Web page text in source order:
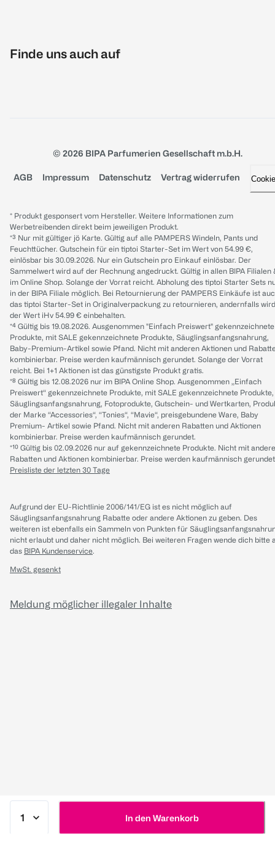
In den Warenkorb
Finde uns auch auf
© 2026 BIPA Parfumerien Gesellschaft m.b.H.
AGB Impressum Datenschutz Vertrag widerrufen
* Produkt gesponsert vom Hersteller. Weitere Informationen zum
Werbetreibenden direkt beim jeweiligen Produkt.
*³ Nur mit gültiger jö Karte. Gültig auf alle PAMPERS Windeln, Pants und
Feuchttücher. Gutschein für ein tiptoi Starter-Set im Wert von 54.99 €,
einlösbar bis 30.09.2026. Nur ein Gutschein pro Einkauf einlösbar. Der
Sammelwert wird auf der Rechnung angedruckt. Gültig in allen BIPA Filialen
im Online Shop. Solange der Vorrat reicht. Abholung des tiptoi Starter Sets
in der BIPA Filiale möglich. Bei Retournierung der PAMPERS Einkäufe ist
das tiptoi Starter-Set in Originalverpackung zu retournieren, andernfalls wird
der Wert iHv 54.99 € einbehalten.
*⁴ Gültig bis 19.08.2026. Ausgenommen "Einfach Preiswert" gekennzeichnete
Produkte, mit SALE gekennzeichnete Produkte, Säuglingsanfangsnahrung,
Baby-Premium-Artikel sowie Pfand. Nicht mit anderen Aktionen und
kombinierbar. Preise werden kaufmännisch gerundet. Solange der Vorrat
reicht. Bei 1+1 Aktionen ist das günstigste Produkt gratis.
*⁸ Gültig bis 12.08.2026 nur im BIPA Online Shop. Ausgenommen „Einfach
Preiswert“ gekennzeichnete Produkte, mit SALE gekennzeichnete Produkte,
Säuglingsanfangsnahrung, Fotoprodukte, Gutschein- und Wertkarten,
der Marke “Accessories“, “Tonies“, “Mavie“, preisgebundene Ware, Baby
Premium- Artikel sowie Pfand. Nicht mit anderen Rabatten und Aktionen
kombinierbar. Preise werden kaufmännisch gerundet.
*¹⁰ Gültig bis 02.09.2026 nur auf gekennzeichnete Produkte. Nicht mit
Rabatten und Aktionen kombinierbar. Preise werden kaufmännisch
Preisliste der letzten 30 Tage
Aufgrund der EU-Richtlinie 2006/141/EG ist es nicht möglich auf
Säuglingsanfangsnahrung Rabatte oder andere Aktionen zu geben. Des
weiteren ist ebenfalls ein Sammeln von Punkten für
nicht erlaubt und daher nicht möglich. Bei weiteren Fragen wende dich bitte
das BIPA Kundenservice.
MwSt. gesenkt
Meldung möglicher illegaler Inhalte